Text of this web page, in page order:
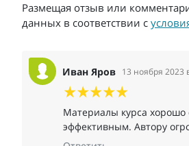
Размещая отзыв или
данных в соответствии с
Иван Яров 13 ноября 2023
Материалы курса хорошо
эффективным. Автору